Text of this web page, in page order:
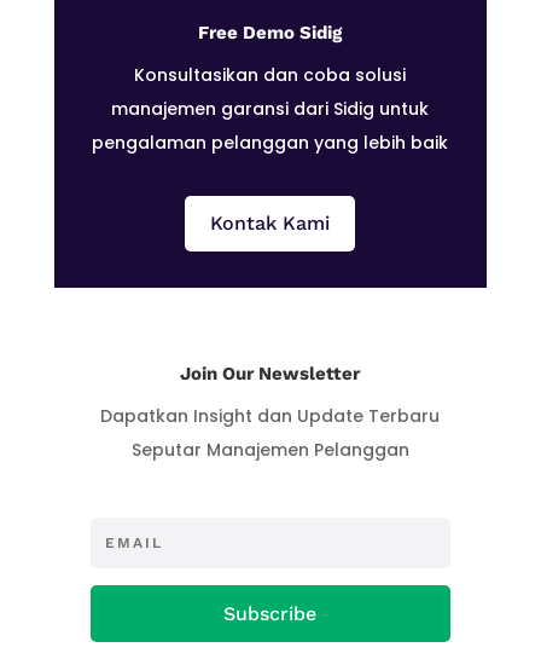
Free Demo Sidig
Konsultasikan dan coba solusi
manajemen garansi dari Sidig untuk
pengalaman pelanggan yang lebih baik
Kontak Kami
Join Our Newsletter
Dapatkan Insight dan Update Terbaru
Seputar Manajemen Pelanggan
Subscribe